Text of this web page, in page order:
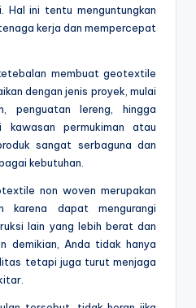
Hal ini tentu menguntungkan
kerja dan mempercepat
membuat geotextile
dengan jenis proyek, mulai
penguatan lereng, hingga
kawasan permukiman atau
sangat serbaguna dan
kebutuhan.
non woven merupakan
karena dapat mengurangi
lain yang lebih berat dan
demikian, Anda tidak hanya
tetapi juga turut menjaga